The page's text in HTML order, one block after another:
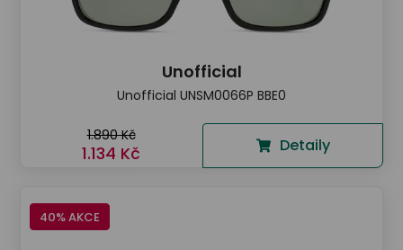
Unofficial
Unofficial UNSM0066P BBE0
1.890 Kč
1.134 Kč Detaily
40% AKCE